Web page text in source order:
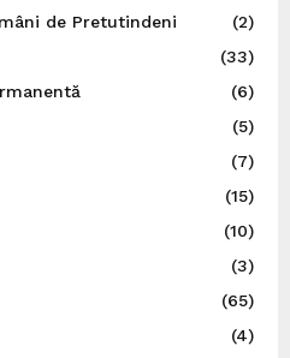
de Pretutindeni
(2)
(33)
(6)
(5)
(7)
(15)
(10)
(3)
(65)
(4)